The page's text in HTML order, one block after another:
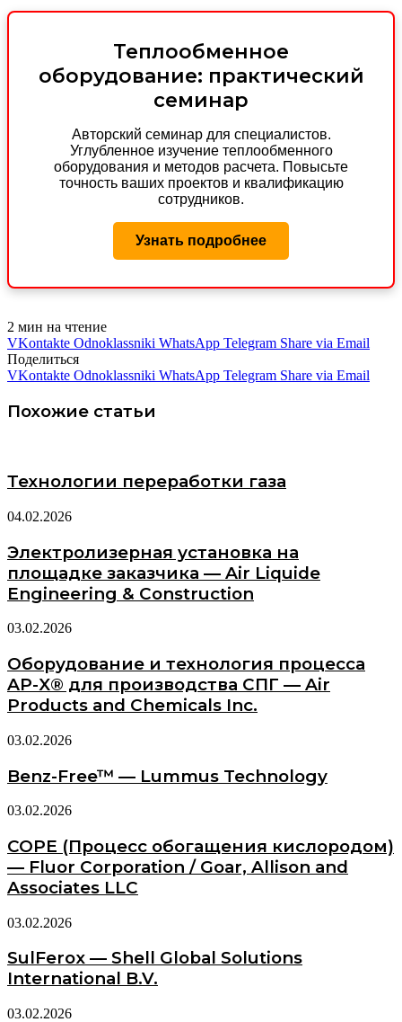
Теплообменное
оборудование: практический
семинар
Авторский семинар для специалистов.
Углубленное изучение теплообменного
оборудования и методов расчета. Повысьте
точность ваших проектов и квалификацию
сотрудников.
Узнать подробнее
2 мин на чтение
VKontakte Odnoklassniki WhatsApp Telegram Share via Email
Поделиться
VKontakte Odnoklassniki WhatsApp Telegram Share via Email
Похожие статьи
Технологии переработки газа
04.02.2026
Электролизерная установка на
площадке заказчика — Air Liquide
Engineering & Construction
03.02.2026
Оборудование и технология процесса
AP-X® для производства СПГ — Air
Products and Chemicals Inc.
03.02.2026
Benz-Free™ — Lummus Technology
03.02.2026
COPE (Процесс обогащения кислородом)
— Fluor Corporation / Goar, Allison and
Associates LLC
03.02.2026
SulFerox — Shell Global Solutions
International B.V.
03.02.2026